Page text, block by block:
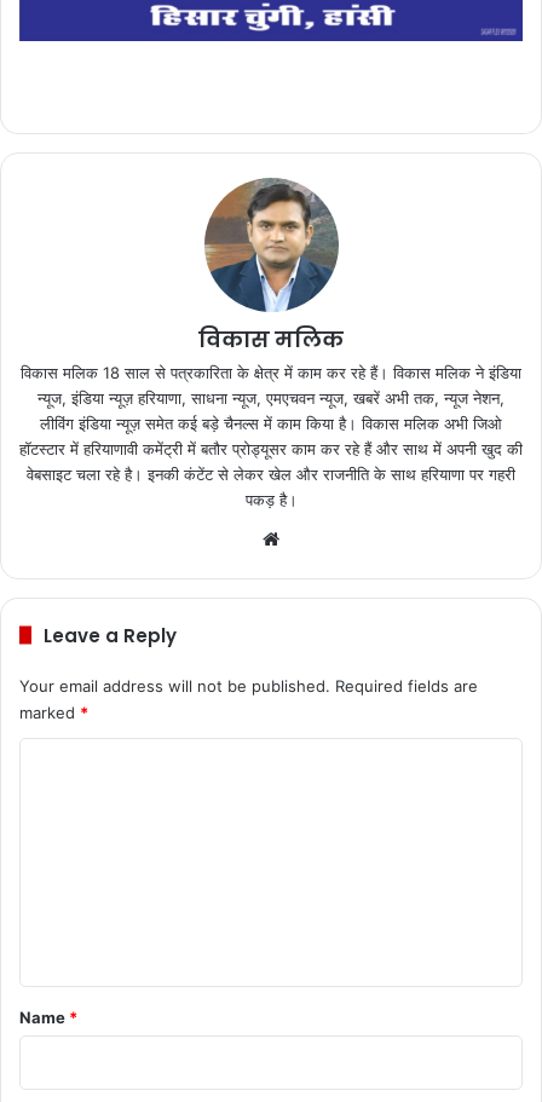
विकास मलिक
विकास मलिक 18 साल से पत्रकारिता के क्षेत्र में काम कर रहे हैं। विकास मलिक ने इंडिया
न्यूज, इंडिया न्यूज़ हरियाणा, साधना न्यूज, एमएचवन न्यूज, खबरें अभी तक, न्यूज नेशन,
लीविंग इंडिया न्यूज़ समेत कई बड़े चैनल्स में काम किया है। विकास मलिक अभी जिओ
हॉटस्टार में हरियाणावी कमेंट्री में बतौर प्रोड्यूसर काम कर रहे हैं और साथ में अपनी खुद की
वेबसाइट चला रहे है। इनकी कंटेंट से लेकर खेल और राजनीति के साथ हरियाणा पर गहरी
पकड़ है।
te
Leave a Reply
Your email address will not be published. Required fields are
marked *
*
Name *